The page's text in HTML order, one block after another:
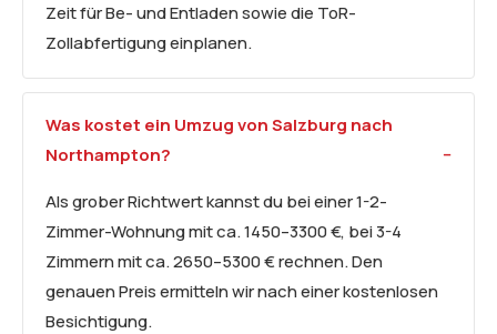
Zeit für Be- und Entladen sowie die ToR-
Zollabfertigung einplanen.
Was kostet ein Umzug von Salzburg nach
Northampton?
Als grober Richtwert kannst du bei einer 1-2-
Zimmer-Wohnung mit ca. 1450–3300 €, bei 3-4
Zimmern mit ca. 2650–5300 € rechnen. Den
genauen Preis ermitteln wir nach einer kostenlosen
Besichtigung.